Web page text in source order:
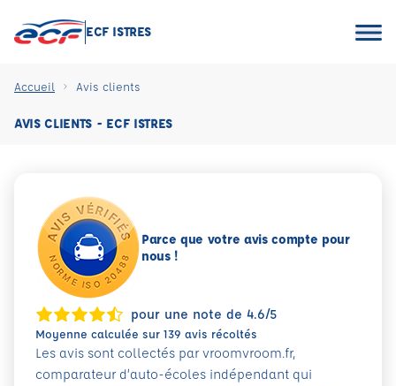
ECF ISTRES
Accueil Avis clients
AVIS CLIENTS - ECF ISTRES
Parce que votre avis compte pour
nous !
pour une note de 4.6/5
Moyenne calculée sur 139 avis récoltés
Les avis sont collectés par vroomvroom.fr,
comparateur d’auto-écoles indépendant qui